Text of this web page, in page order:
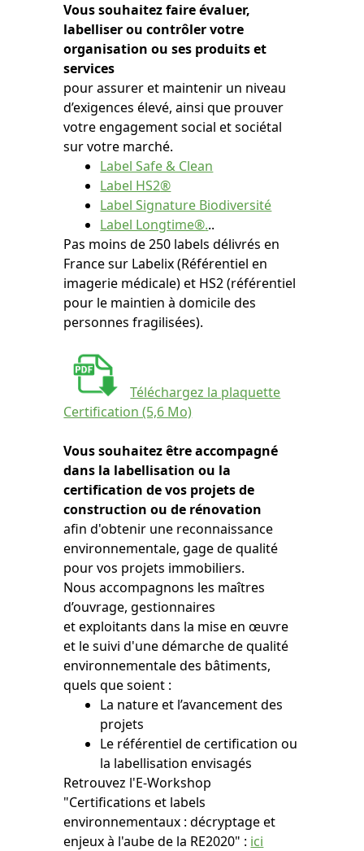
Vous souhaitez faire évaluer,
labelliser ou contrôler votre
organisation ou ses produits et
services
pour assurer et maintenir un niveau
d’exigences élevé, ainsi que prouver
votre engagement social et sociétal
sur votre marché.
Label Safe & Clean
Label HS2®
Label Signature Biodiversité
Label Longtime®...
Pas moins de 250 labels délivrés en
France sur Labelix (Référentiel en
imagerie médicale) et HS2 (référentiel
pour le maintien à domicile des
personnes fragilisées).
Téléchargez la plaquette
Certification (5,6 Mo)
Vous souhaitez être accompagné
dans la labellisation ou la
certification de vos projets de
construction ou de rénovation
afin d'obtenir une reconnaissance
environnementale, gage de qualité
pour vos projets immobiliers.
Nous accompagnons les maîtres
d’ouvrage, gestionnaires
et exploitants dans la mise en œuvre
et le suivi d'une démarche de qualité
environnementale des bâtiments,
quels que soient :
La nature et l’avancement des
projets
Le référentiel de certification ou
la labellisation envisagés
Retrouvez l'E-Workshop
"Certifications et labels
environnementaux : décryptage et
enjeux à l'aube de la RE2020" : ici